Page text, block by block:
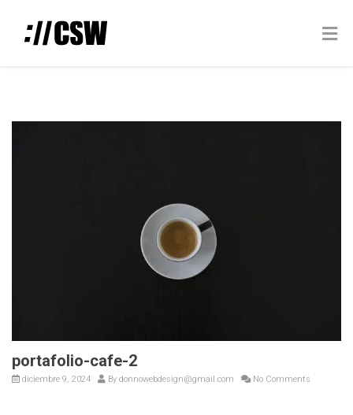
portafolio-cafe-2
diciembre 9, 2024 By donnowebdesign@gmail.com No Comments